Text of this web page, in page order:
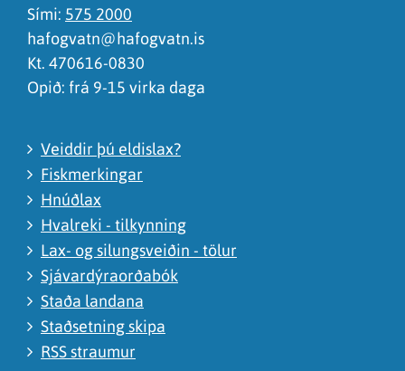
Sími: 575 2000
hafogvatn@hafogvatn.is
Kt. 470616-0830
Opið: frá 9-15 virka daga
Veiddir þú eldislax?
Fiskmerkingar
Hnúðlax
Hvalreki - tilkynning
Lax- og silungsveiðin - tölur
Sjávardýraorðabók
Staða landana
Staðsetning skipa
RSS straumur